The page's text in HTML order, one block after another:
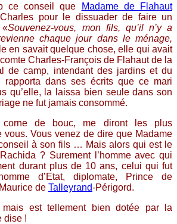
ce conseil que
Madame de Flahaut
pour le dissuader de faire un
«Souvenez-vous, mon fils, qu’il n’y a
chaque jour dans le ménage,
en savait quelque chose, elle qui avait
Charles-François de Flahaut de la
de camp, intendant des jardins et du
dans ses écrits que ce mari
qu’elle, la laissa bien seule dans son
ne fut jamais consommé.
corne de bouc, me diront les plus
vous. Vous venez de dire que Madame
à son fils … Mais alors qui est le
? Surement l’homme avec qui
durant plus de 10 ans, celui qui fut
d’Etat, diplomate, Prince de
de Talleyrand-Périgord.
est tellement bien dotée par la
dise !